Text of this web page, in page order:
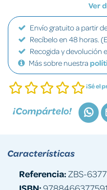
Ver
Envío gratuito a partir
Recíbelo en 48 horas.
Recogida y devolución
Más sobre nuestra
¡Sé el
¡Compártelo!
Características
Referencia: ZBS-
9788466377591